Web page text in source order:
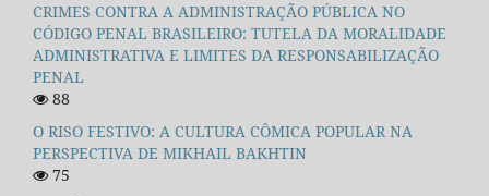
CRIMES CONTRA A ADMINISTRAÇÃO PÚBLICA NO
CÓDIGO PENAL BRASILEIRO: TUTELA DA MORALIDADE
ADMINISTRATIVA E LIMITES DA RESPONSABILIZAÇÃO
PENAL
88
O RISO FESTIVO: A CULTURA CÔMICA POPULAR NA
PERSPECTIVA DE MIKHAIL BAKHTIN
75